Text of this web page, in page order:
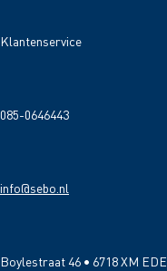
Klantenservice
085-0646443
info@sebo.nl
Boylestraat 46 • 6718 XM EDE